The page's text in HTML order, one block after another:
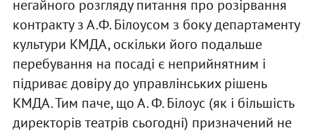
негайного розгляду питання про розірвання
контракту з А.Ф. Білоусом з боку департаменту
культури КМДА, оскільки його подальше
перебування на посаді є неприйнятним і
підриває довіру до управлінських рішень
КМДА. Тим паче, що А. Ф. Білоус (як і більшість
директорів театрів сьогодні) призначений не